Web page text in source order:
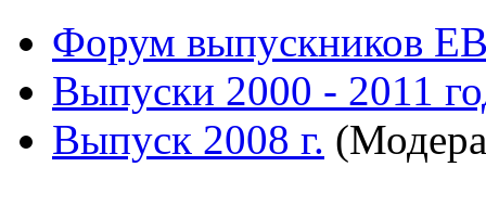
Форум выпускников
Выпуски 2000 - 2011
Выпуск 2008 г.